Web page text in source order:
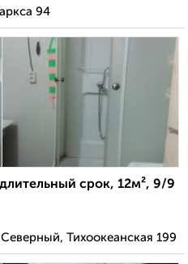
94
срок, 12м², 9/9
Тихоокеанская 199